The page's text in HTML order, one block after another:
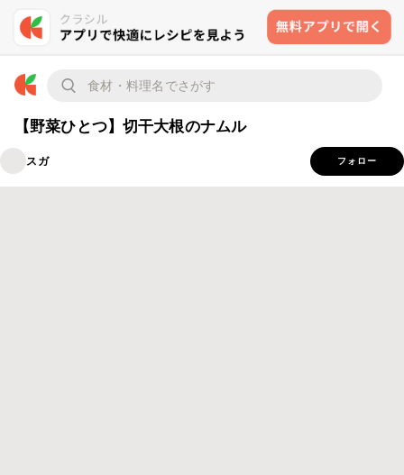
【野菜ひとつ】切干大根のナムル
スガ フォロー